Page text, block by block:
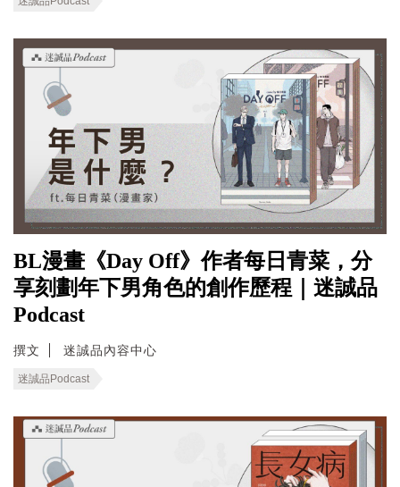
BL漫畫《Day Off》作者每日青菜，分
享刻劃年下男角色的創作歷程｜迷誠品
Podcast
撰文 迷誠品內容中心
迷誠品Podcast